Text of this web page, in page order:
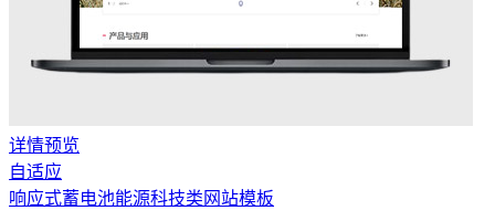
详情预览
自适应
响应式蓄电池能源科技类网站模板